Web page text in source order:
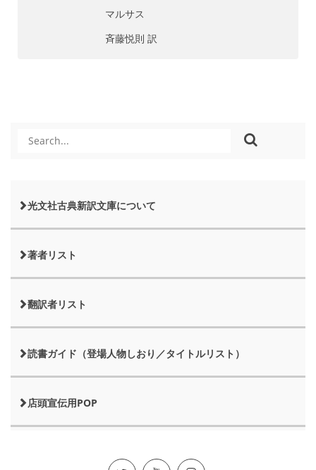
マルサス
斉藤悦則 訳
光文社古典新訳文庫について
著者リスト
翻訳者リスト
読書ガイド（登場人物しおり／タイトルリスト）
店頭宣伝用POP